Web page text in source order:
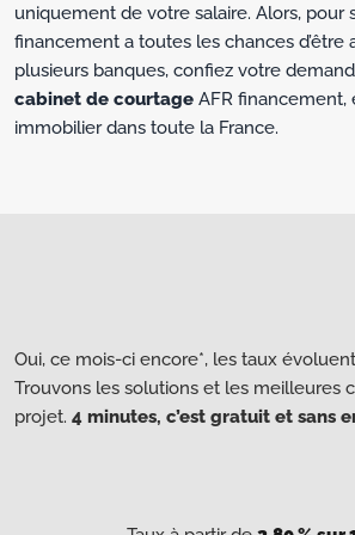
uniquement de votre salaire. Alors, pour
financement a toutes les chances d’être
plusieurs banques, confiez votre
cabinet de courtage AFR financement,
immobilier dans toute la France.
Oui, ce mois-ci encore*, les taux
Trouvons les solutions et les meilleures
projet. 4 minutes, c’est gratuit et sans